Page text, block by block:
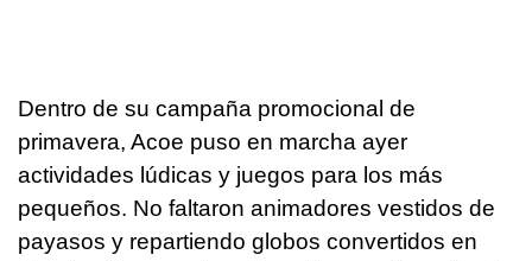
Dentro de su campaña promocional de
primavera, Acoe puso en marcha ayer
actividades lúdicas y juegos para los más
pequeños. No faltaron animadores vestidos de
payasos y repartiendo globos convertidos en